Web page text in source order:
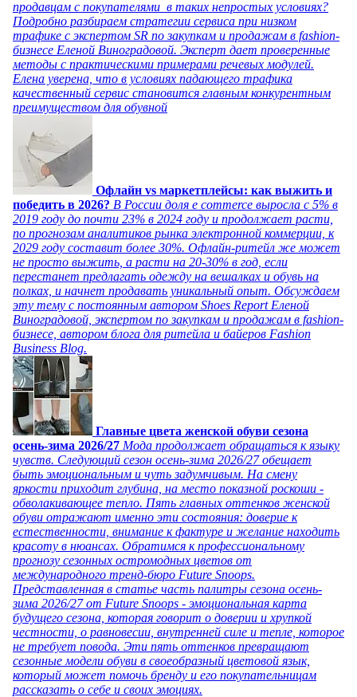
продавцам с покупателями в таких непростых условиях?
Подробно разбираем стратегии сервиса при низком
трафике с экспертом SR по закупкам и продажам в fashion-
бизнесе Еленой Виноградовой. Эксперт дает проверенные
методы с практическими примерами речевых модулей.
Елена уверена, что в условиях падающего трафика
качественный сервис становится главным конкурентным
преимуществом для обувной
Офлайн vs маркетплейсы: как выжить и
победить в 2026? В России доля e commerce выросла с 5% в
2019 году до почти 23% в 2024 году и продолжает расти,
по прогнозам аналитиков рынка электронной коммерции, к
2029 году составит более 30%. Офлайн-ритейл же может
не просто выжить, а расти на 20-30% в год, если
перестанет предлагать одежду на вешалках и обувь на
полках, и начнет продавать уникальный опыт. Обсуждаем
эту тему с постоянным автором Shoes Report Еленой
Виноградовой, экспертом по закупкам и продажам в fashion-
бизнесе, автором блога для ритейла и байеров Fashion
Business Blog.
Главные цвета женской обуви сезона
осень-зима 2026/27 Мода продолжает обращаться к языку
чувств. Следующий сезон осень-зима 2026/27 обещает
быть эмоциональным и чуть задумчивым. На смену
яркости приходит глубина, на место показной роскоши -
обволакивающее тепло. Пять главных оттенков женской
обуви отражают именно эти состояния: доверие к
естественности, внимание к фактуре и желание находить
красоту в нюансах. Обратимся к профессиональному
прогнозу сезонных остромодных цветов от
международного тренд-бюро Future Snoops.
Представленная в статье часть палитры сезона осень-
зима 2026/27 от Future Snoops - эмоциональная карта
будущего сезона, которая говорит о доверии и хрупкой
честности, о равновесии, внутренней силе и тепле, которое
не требует повода. Эти пять оттенков превращают
сезонные модели обуви в своеобразный цветовой язык,
который может помочь бренду и его покупательницам
рассказать о себе и своих эмоциях.